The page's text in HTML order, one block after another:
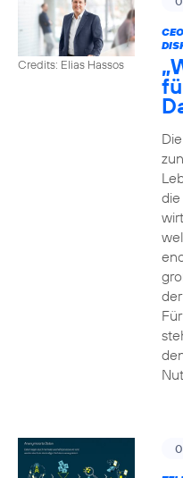
Credits: Elias Hassos